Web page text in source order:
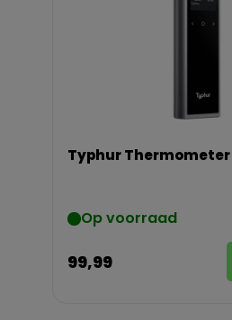
Typhur Thermometer
Op voorraad
99,99